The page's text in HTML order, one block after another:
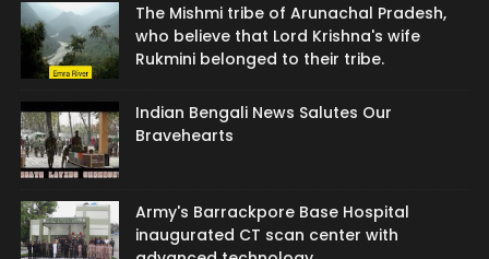
The Mishmi tribe of Arunachal Pradesh,
who believe that Lord Krishna's wife
Rukmini belonged to their tribe.
Indian Bengali News Salutes Our
Bravehearts
Army's Barrackpore Base Hospital
inaugurated CT scan center with